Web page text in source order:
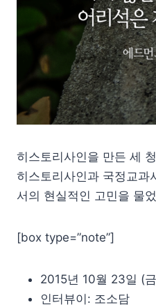
히스토리사인을 만든 세
히스토리사인과 국정교과
서의 현실적인 고민을 물
[box type=”note”]
2015년 10월 23일 (
인터뷰이: 조소담